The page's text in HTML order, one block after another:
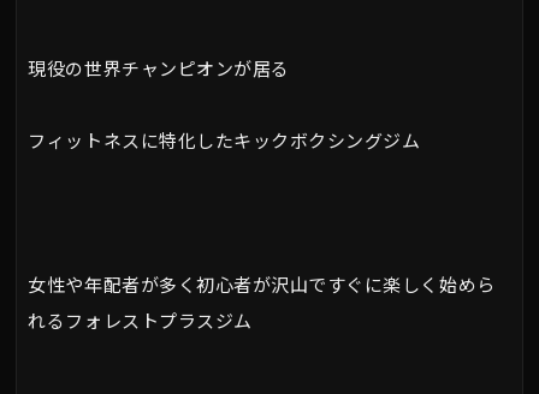
現役の世界チャンピオンが居る
フィットネスに特化したキックボクシングジム
女性や年配者が多く初心者が沢山ですぐに楽しく始めら
れるフォレストプラスジム